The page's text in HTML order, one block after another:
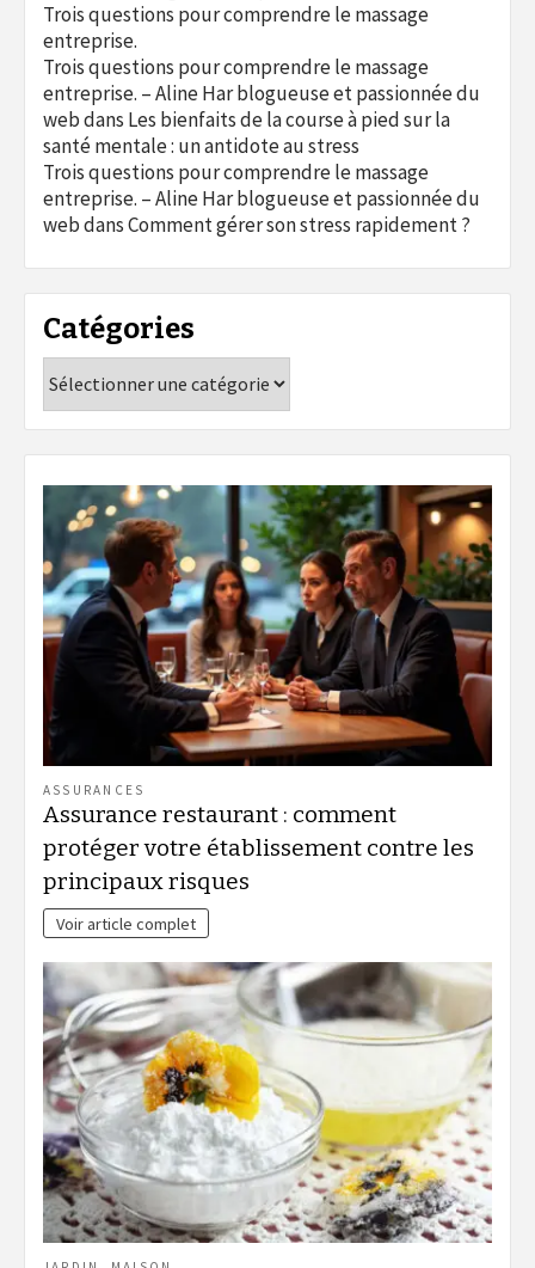
Trois questions pour comprendre le massage
entreprise.
Trois questions pour comprendre le massage
entreprise. – Aline Har blogueuse et passionnée du
webdans Les bienfaits de la course à pied sur la
santé mentale : un antidote au stress
Trois questions pour comprendre le massage
entreprise. – Aline Har blogueuse et passionnée du
webdansComment gérer son stress rapidement ?
Catégories
ASSURANCES
Assurance restaurant : comment
protéger votre établissement contre les
principaux risques
Voir article complet